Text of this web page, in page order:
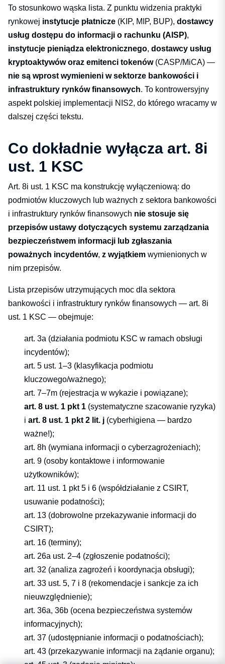
To stosunkowo wąska lista. Z punktu widzenia praktyki
rynkowej instytucje płatnicze (KIP, MIP, BUP), dostawcy
usług dostępu do informacji o rachunku (AISP),
instytucje pieniądza elektronicznego, dostawcy usług
kryptoaktywów oraz emitenci tokenów(CASP/MiCA) —
nie są wprost wymienieni w sektorze bankowości i
infrastruktury rynków finansowych. To kontrowersyjny
aspekt polskiej implementacji NIS2, do którego wracamy w
dalszej części tekstu.
Co dokładnie wyłącza art. 8i
ust. 1 KSC
Art. 8i ust. 1 KSC ma konstrukcję wyłączeniową: do
podmiotów kluczowych lub ważnych z sektora bankowości
i infrastruktury rynków finansowych nie stosuje się
przepisów ustawy dotyczących systemu zarządzania
bezpieczeństwem informacji lub zgłaszania
poważnych incydentów, z wyjątkiem wymienionych w
nim przepisów.
Lista przepisów utrzymujących moc dla sektora
bankowości i infrastruktury rynków finansowych — art. 8i
ust. 1 KSC — obejmuje:
art. 3a (działania podmiotu KSC w ramach obsługi
incydentów);
art. 5 ust. 1–3 (klasyfikacja podmiotu
kluczowego/ważnego);
art. 7–7m (rejestracja w wykazie i powiązane);
art. 8 ust. 1 pkt 1 (systematyczne szacowanie ryzyka)
i art. 8 ust. 1 pkt 2 lit. j (cyberhigiena — bardzo
ważne!);
art. 8h (wymiana informacji o cyberzagrożeniach);
art. 9 (osoby kontaktowe i informowanie
użytkowników);
art. 11 ust. 1 pkt 5 i 6 (współdziałanie z CSIRT,
usuwanie podatności);
art. 13 (dobrowolne przekazywanie informacji do
CSIRT);
art. 16 (terminy);
art. 26a ust. 2–4 (zgłoszenie podatności);
art. 32 (analiza zagrożeń i koordynacja obsługi);
art. 33 ust. 5, 7 i 8 (rekomendacje i sankcje za ich
nieuwzględnienie);
art. 36a, 36b (ocena bezpieczeństwa systemów
informacyjnych);
art. 37 (udostępnianie informacji o podatnościach);
art. 43 (przekazywanie informacji na żądanie organu);